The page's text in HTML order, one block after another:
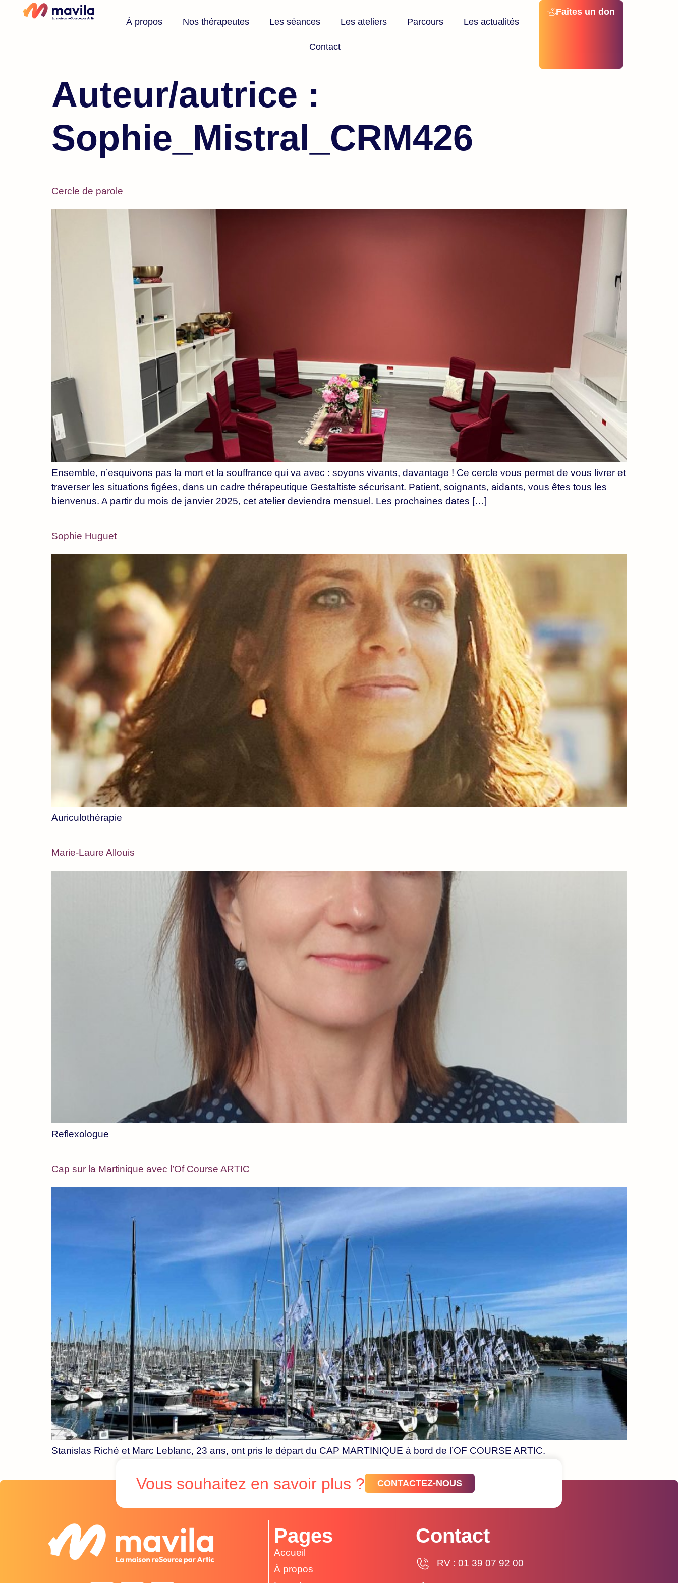
À propos Nos thérapeutes Les séances Les ateliers Parcours Les actualités
Contact
Faites un don
Auteur/autrice :
Sophie_Mistral_CRM426
Cercle de parole
Ensemble, n’esquivons pas la mort et la souffrance qui va avec : soyons vivants, davantage ! Ce cercle vous permet de vous livrer et
traverser les situations figées, dans un cadre thérapeutique Gestaltiste sécurisant. Patient, soignants, aidants, vous êtes tous les
bienvenus. A partir du mois de janvier 2025, cet atelier deviendra mensuel. Les prochaines dates […]
Sophie Huguet
Auriculothérapie
Marie-Laure Allouis
Reflexologue
Cap sur la Martinique avec l’Of Course ARTIC
Stanislas Riché et Marc Leblanc, 23 ans, ont pris le départ du CAP MARTINIQUE à bord de l’OF COURSE ARTIC.
Vous souhaitez en savoir plus ? CONTACTEZ-NOUS
Pages
Accueil
À propos
Contact
RV : 01 39 07 92 00